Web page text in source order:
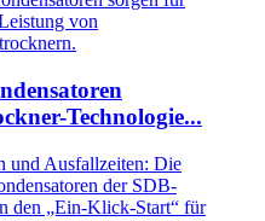
Technologie...